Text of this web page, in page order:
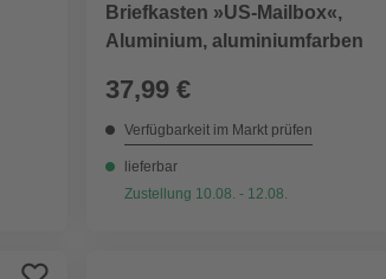
Briefkasten »US-Mailbox«,
Aluminium, aluminiumfarben
37,99 €
Verfügbarkeit im Markt prüfen
lieferbar
Zustellung 10.08. - 12.08.